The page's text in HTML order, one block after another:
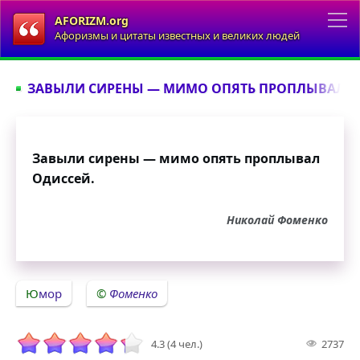
AFORIZM.org
Афоризмы и цитаты известных и великих людей
ЗАВЫЛИ СИРЕНЫ — МИМО ОПЯТЬ ПРОПЛЫВАЛ
Завыли сирены — мимо опять проплывал
Одиссей.
Николай Фоменко
Юмор Фоменко
4.3 (4 чел.) 2737